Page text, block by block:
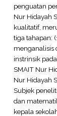
penguatan
Nur Hidayah
kualitatif,
tiga tahapan:
menganalisis
instrinsik
SMAIT Nur
Nur Hidayah
Subjek
dan
kepala